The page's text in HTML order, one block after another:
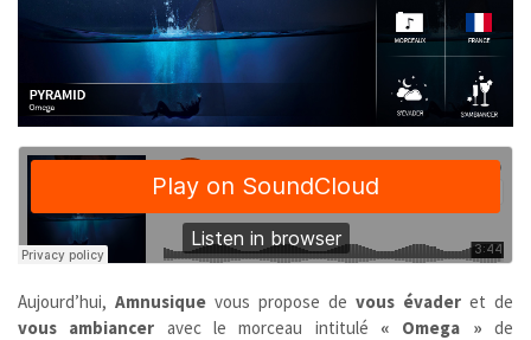
Aujourd’hui, Amnusique vous propose de vous évader et de
vous ambiancer avec le morceau intitulé « Omega » de